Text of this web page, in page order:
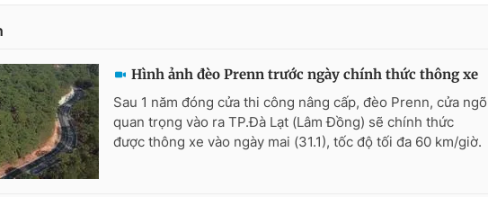
Hình ảnh đèo Prenn trước ngày chính thức thông xe
Sau 1 năm đóng cửa thi công nâng cấp, đèo Prenn, cửa ngõ
quan trọng vào ra TP.Đà Lạt (Lâm Đồng) sẽ chính thức
được thông xe vào ngày mai (31.1), tốc độ tối đa 60 km/giờ.